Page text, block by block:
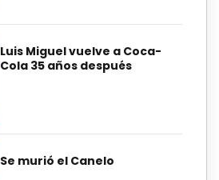
Luis Miguel vuelve a Coca-
Cola 35 años después
Se murió el Canelo